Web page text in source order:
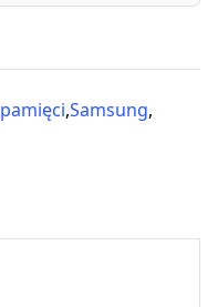
pamięci,Samsung,